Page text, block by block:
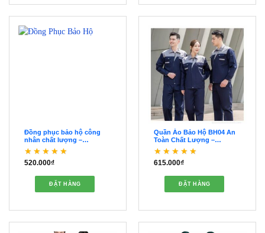
Đồng phục bảo hộ công
nhân chất lượng –
QDBH00212
Được xếp hạng
520.000₫
ĐẶT HÀNG
Quần Áo Bảo Hộ BH04 An
Toàn Chất Lượng –
QDBH00098
Được xếp hạng
615.000₫
ĐẶT HÀNG